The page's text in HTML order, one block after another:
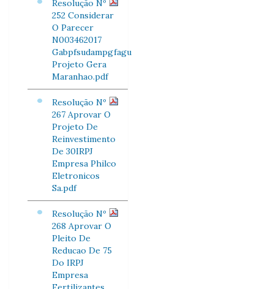
Resolução Nº
252 Considerar
O Parecer
N003462017
Gabpfsudampgfagu
Projeto Gera
Maranhao.pdf
Resolução Nº
267 Aprovar O
Projeto De
Reinvestimento
De 30IRPJ
Empresa Philco
Eletronicos
Sa.pdf
Resolução Nº
268 Aprovar O
Pleito De
Reducao De 75
Do IRPJ
Empresa